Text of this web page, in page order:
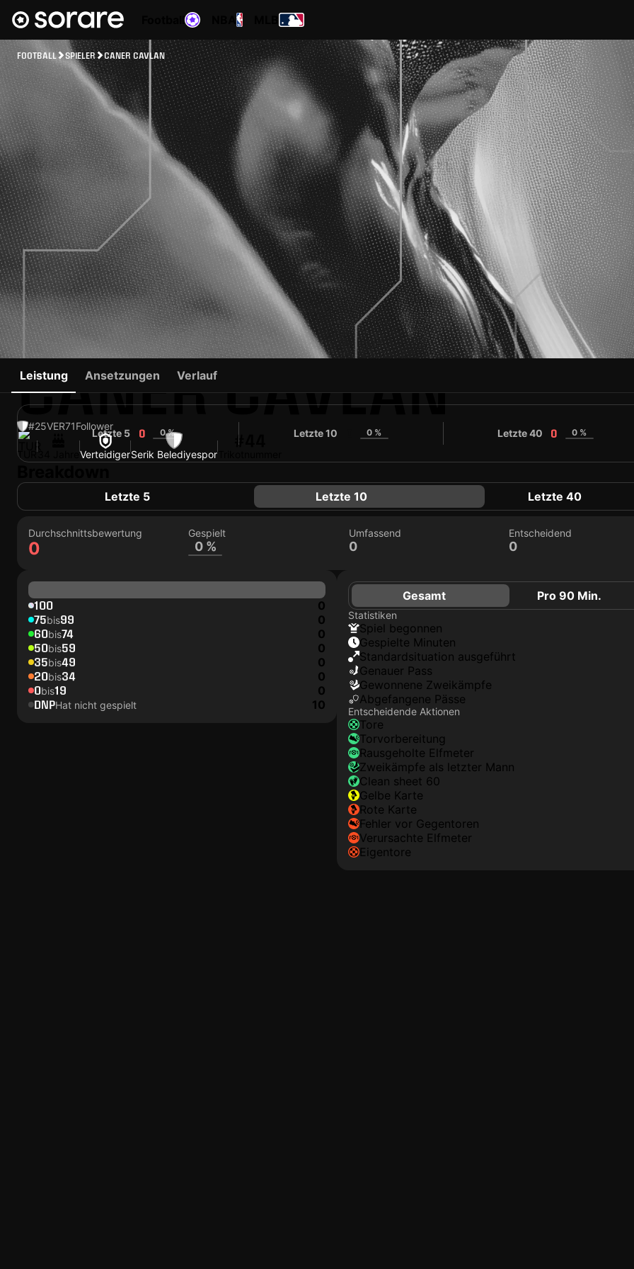
FOOTBALL SPIELER CANER CAVLAN
CANER CAVLAN
#25VER71Follower
TUR VerteidigerSerik Belediyespor
#44
Leistung Ansetzungen Verlauf
Letzte 5 0 0 % Letzte 10 0 % Letzte 40 0 0 %
Letzte 5 Letzte 10 Letzte 40
Durchschnittsbewertung
0
Gespielt
0 %
Umfassend
0
Entscheidend
0
100 0
75bis99 0
60bis74 0
50bis59 0
35bis49 0
20bis34 0
0bis19 0
DNPHat nicht gespielt 10
Gesamt Pro 90 Min.
Statistiken
Spiel begonnen
Gespielte Minuten
Standardsituation ausgeführt
genauer Pass
Gewonnene Zweikämpfe
Abgefangene Pässe
Entscheidende Aktionen
Tore
Torvorbereitung
rausgeholte Elfmeter
Zweikämpfe als letzter Mann
clean sheet 60
gelbe Karte
rote Karte
Fehler vor Gegentoren
Verursachte Elfmeter
Eigentore